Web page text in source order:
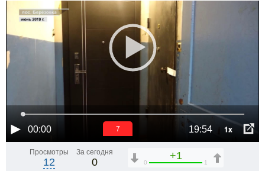
00:00 19:54 1x
6
Просмотры
12
За сегодня
0
+1
0 1